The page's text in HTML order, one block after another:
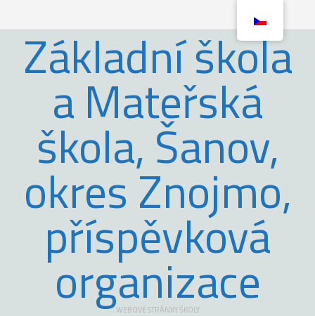
Základní škola
a Mateřská
škola, Šanov,
okres Znojmo,
příspěvková
organizace
WEBOVÉ STRÁNKY ŠKOLY